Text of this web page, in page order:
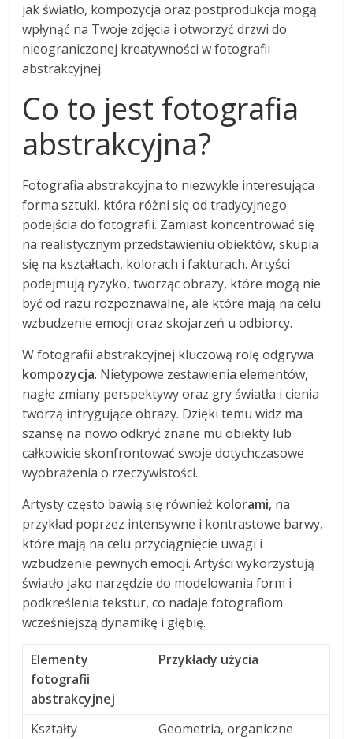
jak światło, kompozycja oraz postprodukcja mogą
wpłynąć na Twoje zdjęcia i otworzyć drzwi do
nieograniczonej kreatywności w fotografii
abstrakcyjnej.
Co to jest fotografia
abstrakcyjna?
Fotografia abstrakcyjna to niezwykle interesująca
forma sztuki, która różni się od tradycyjnego
podejścia do fotografii. Zamiast koncentrować się
na realistycznym przedstawieniu obiektów, skupia
się na kształtach, kolorach i fakturach. Artyści
podejmują ryzyko, tworząc obrazy, które mogą nie
być od razu rozpoznawalne, ale które mają na celu
wzbudzenie emocji oraz skojarzeń u odbiorcy.
W fotografii abstrakcyjnej kluczową rolę odgrywa
kompozycja. Nietypowe zestawienia elementów,
nagłe zmiany perspektywy oraz gry światła i cienia
tworzą intrygujące obrazy. Dzięki temu widz ma
szansę na nowo odkryć znane mu obiekty lub
całkowicie skonfrontować swoje dotychczasowe
wyobrażenia o rzeczywistości.
Artysty często bawią się również kolorami, na
przykład poprzez intensywne i kontrastowe barwy,
które mają na celu przyciągnięcie uwagi i
wzbudzenie pewnych emocji. Artyści wykorzystują
światło jako narzędzie do modelowania form i
podkreślenia tekstur, co nadaje fotografiom
wcześniejszą dynamikę i głębię.
Elementy
fotografii
abstrakcyjnej
Przykłady użycia
Kształty
Geometria, organiczne